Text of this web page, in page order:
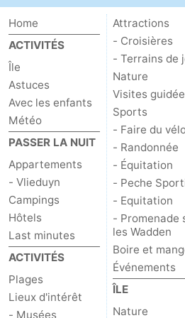
sur
les
Wadden
des
phoques
Boire
et
manger
Événements
Pratiques
Forum
Route
-
Stationnement
Saut
des
Wadden
Adresses
Médicales
Région
Friesland
Home
ACTIVITÉS
Île
Astuces
Avec les enfants
Météo
PASSER LA NUIT
Appartements
- Vlieduyn
Campings
Hôtels
Last minutes
ACTIVITÉS
Plages
Lieux d'intérêt
- Musées
Attractions
- Croisières
- Terrains de
Nature
Visites
Sports
- Faire du
- Randonnée
- Équitation
- Peche
- Equitation
- Promenade
les Wadden
Boire et
Événements
ÎLE
Nature